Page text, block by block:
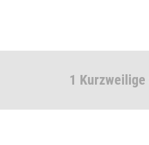
1 Kurzweilige